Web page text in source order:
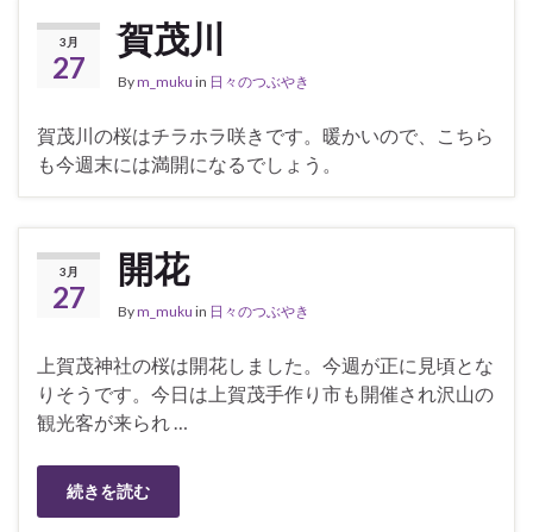
3月
27
賀茂川
Bym_muku in 日々のつぶやき
賀茂川の桜はチラホラ咲きです。暖かいので、こちら
も今週末には満開になるでしょう。
3月
27
開花
Bym_muku in 日々のつぶやき
上賀茂神社の桜は開花しました。今週が正に見頃とな
りそうです。今日は上賀茂手作り市も開催され沢山の
観光客が来られ …
続きを読む